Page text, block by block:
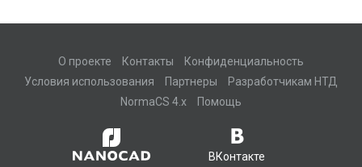
О проекте Контакты
Конфиденциальность
Условия использования
Партнеры
Разработчикам НТД
NormaCS 4.x
Помощь
ВКонтакте